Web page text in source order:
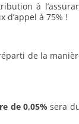
à
d’appel à 75% !
de la
de 0,05% sera